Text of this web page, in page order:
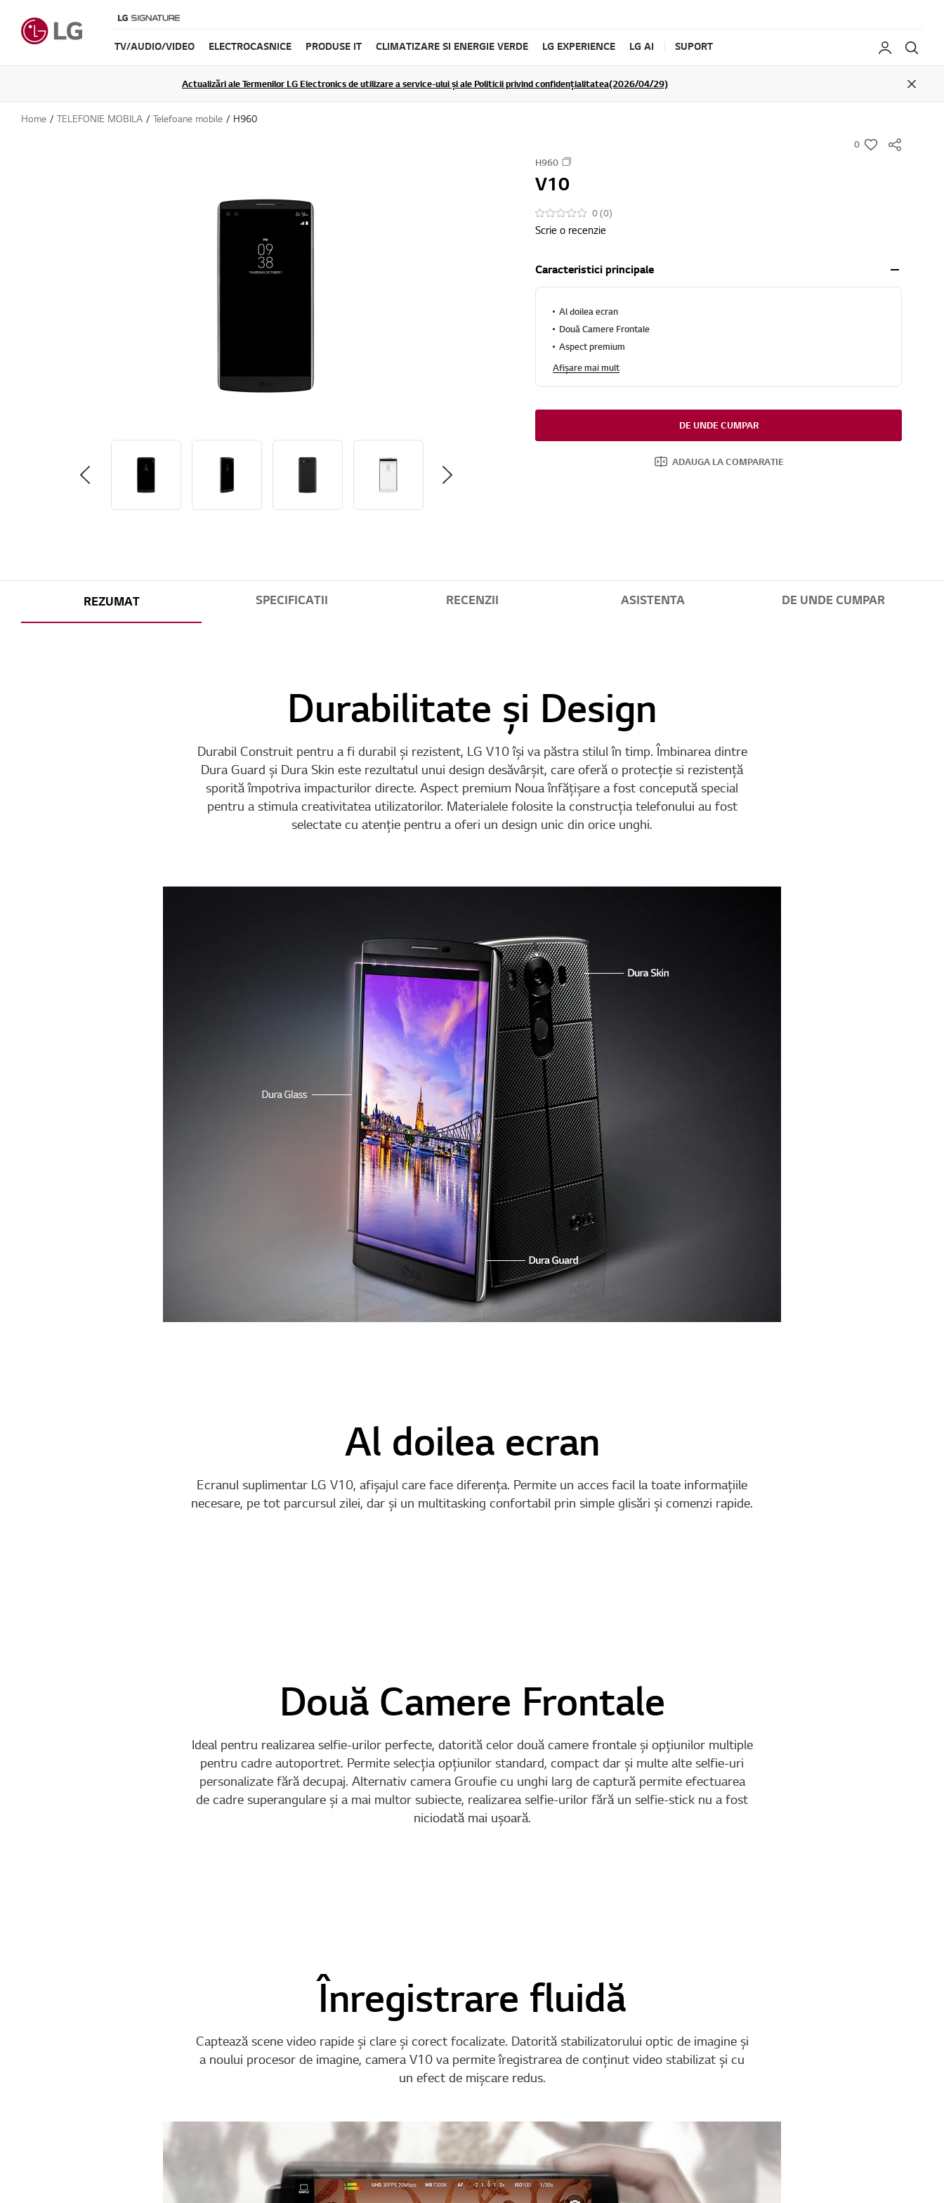
TV/AUDIO/VIDEO ELECTROCASNICE PRODUSE IT CLIMATIZARE SI ENERGIE VERDE LG EXPERIENCE LG AI SUPORT My LG
Actualizări ale Termenilor LG Electronics de utilizare a service-ului și ale Politicii privind confidențialitatea(2026/04/29)
Close
Home TELEFONIE MOBILA Telefoane mobile H960
0
w
H960
V10
0 (0)
Scrie o recenzie
Caracteristici principale
Al doilea ecran
Două Camere Frontale
Aspect premium
Afișare mai mult
DE UNDE CUMPAR
ADAUGA LA COMPARATIE
REZUMAT SPECIFICATII RECENZII ASISTENTA DE UNDE CUMPAR
Durabilitate și Design
Durabil Construit pentru a fi durabil şi rezistent, LG V10 îşi va păstra stilul în timp. Îmbinarea dintre
Dura Guard şi Dura Skin este rezultatul unui design desăvârşit, care oferă o protecţie si rezistenţă
sporită împotriva impacturilor directe. Aspect premium Noua înfățișare a fost concepută special
pentru a stimula creativitatea utilizatorilor. Materialele folosite la construcţia telefonului au fost
selectate cu atenţie pentru a oferi un design unic din orice unghi.
Al doilea ecran
Ecranul suplimentar LG V10, afişajul care face diferenţa. Permite un acces facil la toate informaţiile
necesare, pe tot parcursul zilei, dar şi un multitasking confortabil prin simple glisări şi comenzi rapide.
Două Camere Frontale
Ideal pentru realizarea selfie-urilor perfecte, datorită celor două camere frontale şi opţiunilor multiple
pentru cadre autoportret. Permite selecţia opţiunilor standard, compact dar şi multe alte selfie-uri
personalizate fără decupaj. Alternativ camera Groufie cu unghi larg de captură permite efectuarea
de cadre superangulare şi a mai multor subiecte, realizarea selfie-urilor fără un selfie-stick nu a fost
niciodată mai ușoară.
Înregistrare fluidă
Captează scene video rapide şi clare şi corect focalizate. Datorită stabilizatorului optic de imagine şi
a noului procesor de imagine, camera V10 va permite îregistrarea de conţinut video stabilizat şi cu
un efect de mişcare redus.